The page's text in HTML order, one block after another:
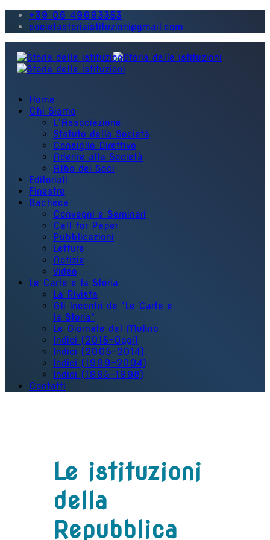
+39 06 49693353
societastoriaistituzioni@gmail.com
Home
Chi Siamo
L'Associazione
Statuto della Società
Consiglio Direttivo
Aderire alla Società
Albo dei Soci
Editoriali
Finestre
Bacheca
Convegni e Seminari
Call for Paper
Pubblicazioni
Letture
Notizie
Video
Le Carte e la Storia
La Rivista
Gli Incontri de "Le Carte e
la Storia"
Le Giornate del Mulino
Indici (2015-Oggi)
Indici (2005-2014)
Indici (1999-2004)
Indici (1995-1998)
Contatti
Le istituzioni
della
Repubblica